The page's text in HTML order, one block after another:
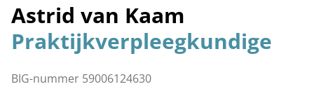
Astrid van Kaam
Praktijkverpleegkundige
BIG-nummer 59006124630